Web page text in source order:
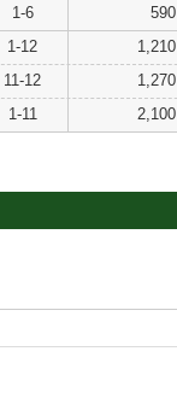
1-6 590
1-12 1,210
11-12 1,270
1-11 2,100